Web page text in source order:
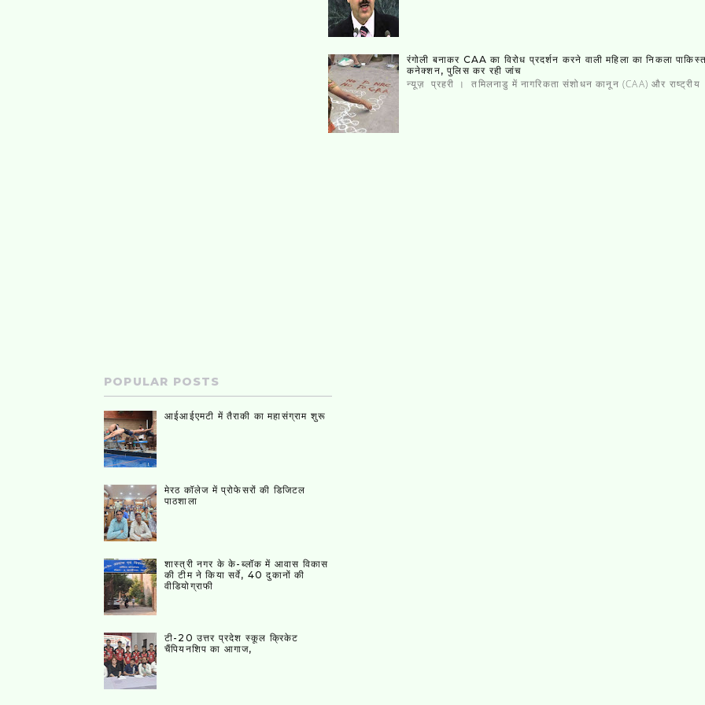
रंगोली बनाकर CAA का विरोध प्रदर्शन करने वाली महिला का निकला
कनेक्‍शन, पुलिस कर रही जांच
न्यूज़ प्रहरी । तमिलनाडु में नागरिकता संशोधन कानून (CAA) और राष्ट्रीय
POPULAR POSTS
आईआईएमटी में तैराकी का महासंग्राम शुरू
मेरठ कॉलेज में प्रोफेसरों की डिजिटल
पाठशाला
शास्त्री नगर के के-ब्लॉक में आवास विकास
की टीम ने किया सर्वे, 40 दुकानों की
वीडियोग्राफी
टी-20 उत्तर प्रदेश स्कूल क्रिकेट
चैंपियनशिप का आगाज,